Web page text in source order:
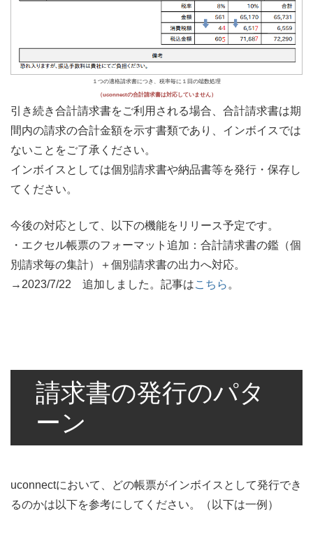
１つの適格請求書につき、税率毎に１回の端数処理
（uconnectの合計請求書は対応していません）
引き続き合計請求書をご利用される場合、合計請求書は期
間内の請求の合計金額を示す書類であり、インボイスでは
ないことをご了承ください。
インボイスとしては個別請求書や納品書等を発行・保存し
てください。
今後の対応として、以下の機能をリリース予定です。
・エクセル帳票のフォーマット追加：合計請求書の鑑（個
別請求毎の集計）＋個別請求書の出力へ対応。
→2023/7/22 追加しました。記事はこちら 。
請求書の発行のパタ
ーン
uconnectにおいて、どの帳票がインボイスとして発行でき
るのかは以下を参考にしてください。（以下は一例）